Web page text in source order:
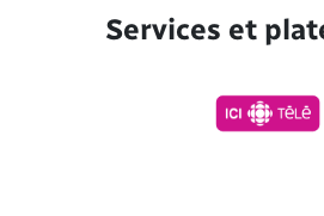
Services et